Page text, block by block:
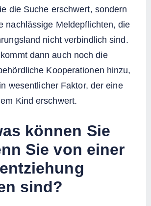
die Suche erschwert, sondern
nachlässige Meldepflichten, die
nicht verbindlich sind.
dann auch noch die
Kooperationen hinzu,
wesentlicher Faktor, der eine
Kind erschwert.
können Sie
Sie von einer
sind?